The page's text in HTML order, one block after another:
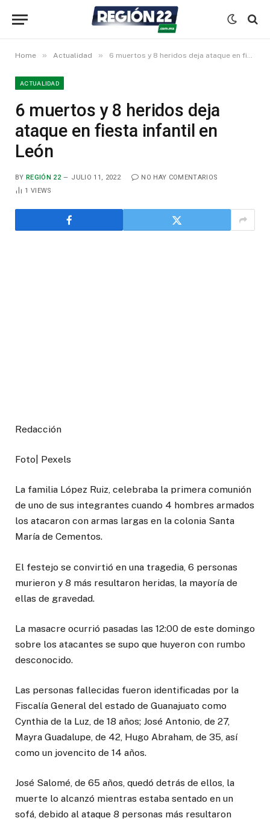
Home » Actualidad » 6 muertos y 8 heridos deja ataque en fiesta infantil en León
ACTUALIDAD
6 muertos y 8 heridos deja
ataque en fiesta infantil en
León
BY REGIÓN 22 JULIO 11, 2022
NO HAY COMENTARIOS
1VIEWS
Redacción
Foto| Pexels
La familia López Ruiz, celebraba la primera comunión
de uno de sus integrantes cuando 4 hombres armados
los atacaron con armas largas en la colonia Santa
María de Cementos.
El festejo se convirtió en una tragedia, 6 personas
murieron y 8 más resultaron heridas, la mayoría de
ellas de gravedad.
La masacre ocurrió pasadas las 12:00 de este domingo
sobre los atacantes se supo que huyeron con rumbo
desconocido.
Las personas fallecidas fueron identificadas por la
Fiscalía General del estado de Guanajuato como
Cynthia de la Luz, de 18 años; José Antonio, de 27,
Mayra Guadalupe, de 42, Hugo Abraham, de 35, así
como un jovencito de 14 años.
José Salomé, de 65 años, quedó detrás de ellos, la
muerte lo alcanzó mientras estaba sentado en un
sofá, debido al ataque 8 personas más resultaron